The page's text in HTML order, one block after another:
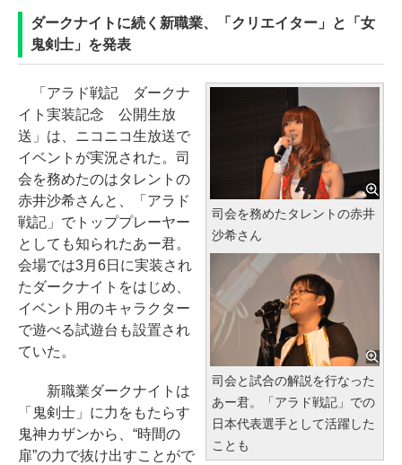
ダークナイトに続く新職業、「クリエイター」と「女
鬼剣士」を発表
司会を務めたタレントの赤井
沙希さん
司会と試合の解説を行なった
あー君。「アラド戦記」での
日本代表選手として活躍した
ことも
「アラド戦記 ダークナ
イト実装記念 公開生放
送」は、ニコニコ生放送で
イベントが実況された。司
会を務めたのはタレントの
赤井沙希さんと、「アラド
戦記」でトッププレーヤー
としても知られたあー君。
会場では3月6日に実装され
たダークナイトをはじめ、
イベント用のキャラクター
で遊べる試遊台も設置され
ていた。
新職業ダークナイトは
「鬼剣士」に力をもたらす
鬼神カザンから、“時間の
扉”の力で抜け出すことがで